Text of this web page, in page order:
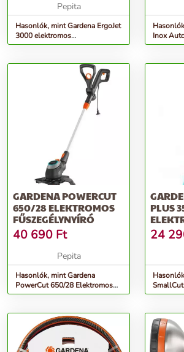
Pepita
Hasonlók, mint Gardena ErgoJet
3000 elektromos
Lombszívó/lombfújó 3000 W,
Inox
GARDENA POWERCUT
650/28 ELEKTROMOS
FŰSZEGÉLYNYÍRÓ
40 690 Ft
Pepita
Hasonlók, mint Gardena
PowerCut 650/28 Elektromos
fűszegélynyíró
PLUS
24